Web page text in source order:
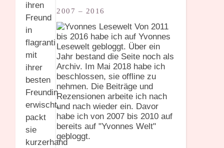
ihren
Freund
in
flagranti
mit
ihrer
besten
Freundin
erwischt,
packt
sie
kurzerhand
2007 – 2016
Von 2011
bis 2016 habe ich auf Yvonnes
Lesewelt gebloggt. Über ein
Jahr bestand die Seite noch als
Archiv. Im Mai 2018 habe ich
beschlossen, sie offline zu
nehmen. Die Beiträge und
Rezensionen arbeite ich nach
und nach wieder ein. Davor
habe ich von 2007 bis 2010 auf
bereits auf "Yvonnes Welt"
gebloggt.